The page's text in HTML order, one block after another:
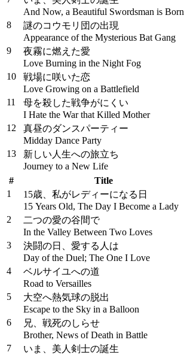
And Now, a Beautiful Swordsman is Born
8
謎のコウモリ団の出現
Appearance of the Mysterious Bat Gang
9
夜霧に燃えた愛
Love Burning in the Night Fog
10
戦場に咲いた恋
Love Growing on a Battlefield
11
母を殺した戦争がにくい
I Hate the War that Killed Mother
12
真昼のダンスパーティー
Midday Dance Party
13
新しい人生への旅立ち
Journey to a New Life
# Title
1
15歳、私がレディーになる日
15 Years Old, The Day I Become a Lady
2
二つの愛の谷間で
In the Valley Between Two Loves
3
決闘の日、愛する人は
Day of the Duel; The One I Love
4
ベルサイユへの道
Road to Versailles
5
大空へ熱気球の脱出
Escape to the Sky in a Balloon
6
兄、戦死のしらせ
Brother, News of Death in Battle
7
いま、美人剣士の誕生